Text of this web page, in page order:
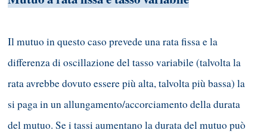
Il mutuo in questo caso prevede una rata fissa e la
differenza di oscillazione del tasso variabile (talvolta la
rata avrebbe dovuto essere più alta, talvolta più bassa) la
si paga in un allungamento/accorciamento della durata
del mutuo. Se i tassi aumentano la durata del mutuo può